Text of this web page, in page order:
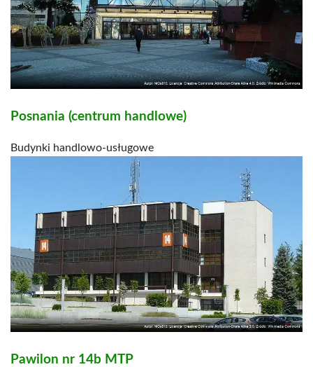
Posnania (centrum handlowe)
Budynki handlowo-usługowe
Pawilon nr 14b MTP